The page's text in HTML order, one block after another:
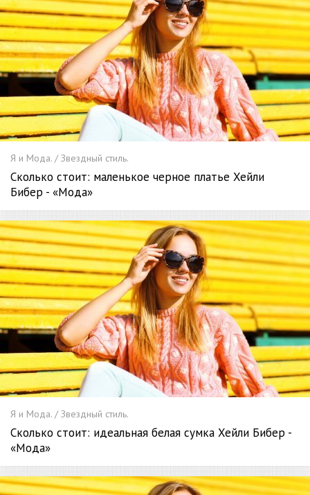
Я и Мода. / Звездный стиль.
Сколько стоит: маленькое черное платье Хейли
Бибер - «Мода»
Я и Мода. / Звездный стиль.
Сколько стоит: идеальная белая сумка Хейли Бибер -
«Мода»